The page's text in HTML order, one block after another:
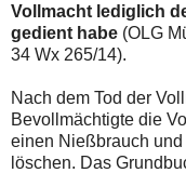
Vollmacht lediglich
gedient habe (OLG
34 Wx 265/14).
Nach dem Tod der
Bevollmächtigte die
einen Nießbrauch
löschen. Das